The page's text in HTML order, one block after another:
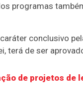
programas
caráter conclusivo
terá de ser
de projetos de